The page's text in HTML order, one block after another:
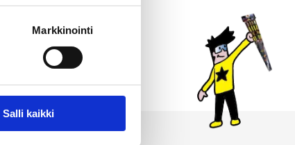
Markkinointi
Salli kaikki
ja suurimmat raketit.